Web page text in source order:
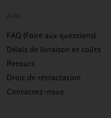
Aide
FAQ (Foire aux questions)
Délais de livraison et coûts
Retours
Droit de rétractation
Contactez-nous